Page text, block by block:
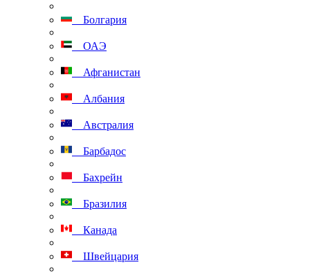
Болгария
ОАЭ
Афганистан
Албания
Австралия
Барбадос
Бахрейн
Бразилия
Канада
Швейцария